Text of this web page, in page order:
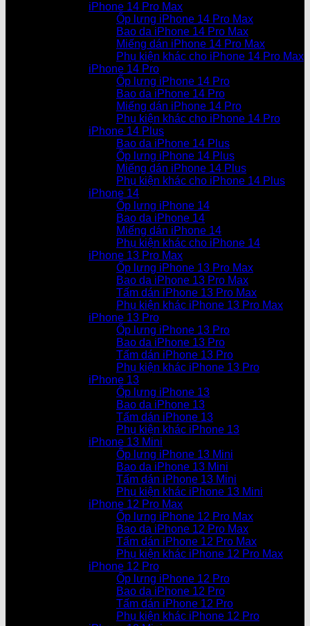
iPhone 14 Pro Max
Ốp lưng iPhone 14 Pro Max
Bao da iPhone 14 Pro Max
Miếng dán iPhone 14 Pro Max
Phụ kiện khác cho iPhone 14 Pro Max
iPhone 14 Pro
Ốp lưng iPhone 14 Pro
Bao da iPhone 14 Pro
Miếng dán iPhone 14 Pro
Phụ kiện khác cho iPhone 14 Pro
iPhone 14 Plus
Bao da iPhone 14 Plus
Ốp lưng iPhone 14 Plus
Miếng dán iPhone 14 Plus
Phụ kiện khác cho iPhone 14 Plus
iPhone 14
Ốp lưng iPhone 14
Bao da iPhone 14
Miếng dán iPhone 14
Phụ kiện khác cho iPhone 14
iPhone 13 Pro Max
Ốp lưng iPhone 13 Pro Max
Bao da iPhone 13 Pro Max
Tấm dán iPhone 13 Pro Max
Phụ kiện khác iPhone 13 Pro Max
iPhone 13 Pro
Ốp lưng iPhone 13 Pro
Bao da iPhone 13 Pro
Tấm dán iPhone 13 Pro
Phụ kiện khác iPhone 13 Pro
iPhone 13
Ốp lưng iPhone 13
Bao da iPhone 13
Tấm dán iPhone 13
Phụ kiện khác iPhone 13
iPhone 13 Mini
Ốp lưng iPhone 13 Mini
Bao da iPhone 13 Mini
Tấm dán iPhone 13 Mini
Phụ kiện khác iPhone 13 Mini
iPhone 12 Pro Max
Ốp lưng iPhone 12 Pro Max
Bao da iPhone 12 Pro Max
Tấm dán iPhone 12 Pro Max
Phụ kiện khác iPhone 12 Pro Max
iPhone 12 Pro
Ốp lưng iPhone 12 Pro
Bao da iPhone 12 Pro
Tấm dán iPhone 12 Pro
Phụ kiện khác iPhone 12 Pro